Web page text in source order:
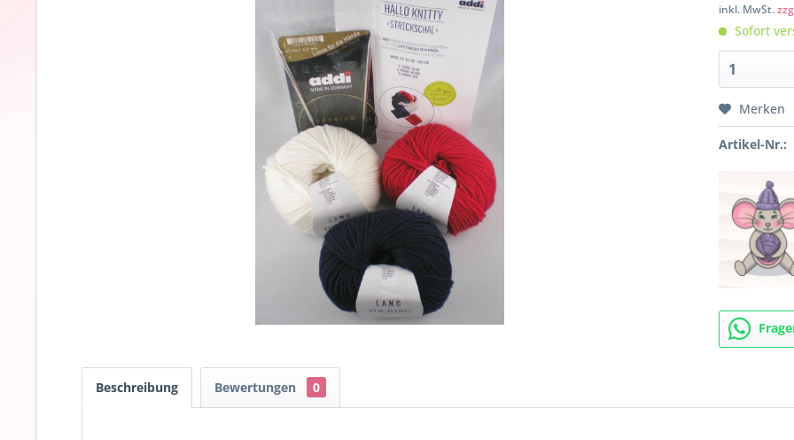
inkl. MwSt.
Sofort
Merken
Artikel-Nr.:
Beschreibung Bewertungen 0